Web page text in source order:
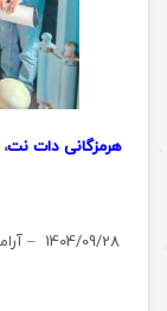
هرمزگانی دات نت،
1404/09/28 – آرامستان باغو بندرعباس قطعه مفاخر /